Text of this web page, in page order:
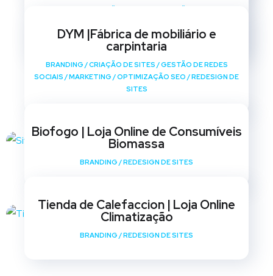
SITES
DYM |Fábrica de mobiliário e
carpintaria
BRANDING /CRIAÇÃO DE SITES /GESTÃO DE REDES
SOCIAIS /MARKETING /OPTIMIZAÇÃO SEO /REDESIGN DE
SITES
Biofogo | Loja Online de Consumíveis
Biomassa
BRANDING /REDESIGN DE SITES
Tienda de Calefaccion | Loja Online
Climatização
BRANDING /REDESIGN DE SITES